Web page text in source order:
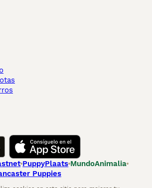
PuppyPlaats MundoAnimalia
Puppies